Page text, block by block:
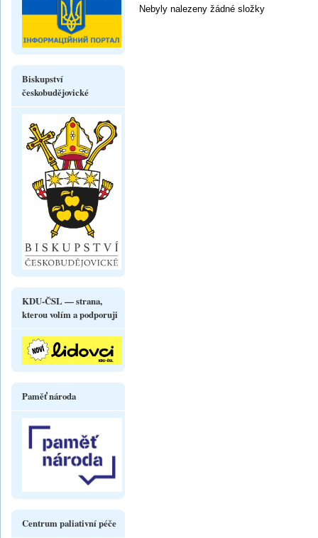
Nebyly nalezeny žádné složky
Biskupství
českobudějovické
KDU-ČSL — strana,
kterou volím a podporuji
Paměť národa
Centrum paliativní péče